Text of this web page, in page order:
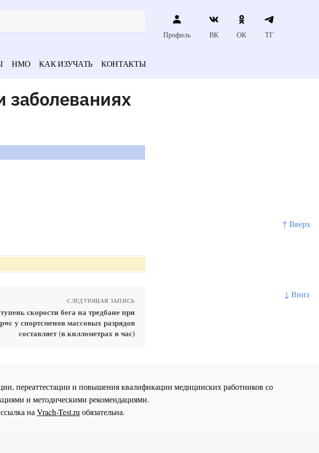
↑ Вверх
↓ Вниз
Профиль ВК ОК ТГ
НМО КАК ИЗУЧАТЬ КОНТАКТЫ
заболеваниях
СЛЕДУЮЩАЯ ЗАПИСЬ
скорости бега на тредбане при
у спортсменов массовых разрядов
составляет (в киллометрах в час)
переаттестации и повышения квалификации медицинских работников со
и методическими рекомендациями.
на Vrach-Test.ru обязательна.